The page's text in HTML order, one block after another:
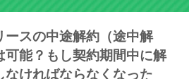
ースの中途解約（途中解
可能？もし契約期間中に解
なければならなくなった